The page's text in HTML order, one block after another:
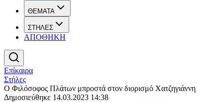
ΘΕΜΑΤΑ
ΣΤΗΛΕΣ
ΑΠΟΘΗΚΗ
Επίκαιρα
Στήλες
Ο Φιλόσοφος Πλάτων μπροστά στον διορισμό Χατζηγιάννη
Δημοσιεύθηκε 14.03.2023 14:38